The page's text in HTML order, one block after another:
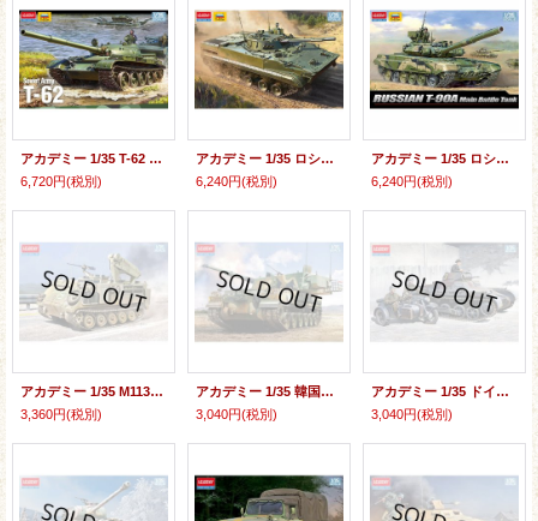
アカデミー 1/35 T-62 ソビエト主力戦車【プラモデル】
6,720円(税別)
アカデミー 1/35 ロシア連邦陸軍 BMP-3歩兵戦闘車【プラモデル】
6,240円(税別)
アカデミー 1/35 ロシア連邦陸軍 T-90A主力戦車【プラモデル】
6,240円(税別)
アカデミー 1/35 M113 フィッター【プラモデル】
3,360円(税別)
アカデミー 1/35 韓国陸軍 K9A1/155mm自走榴弾砲【プラモデル】
3,040円(税別)
アカデミー 1/35 ドイツ軍I号戦車B型 & KS750サイドカー【プラモデル】
3,040円(税別)